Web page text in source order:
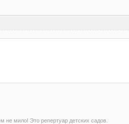
не мило! Это репертуар детских садов.